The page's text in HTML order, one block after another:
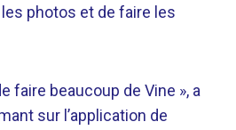
les photos et de faire les
faire beaucoup de Vine », a
sur l’application de